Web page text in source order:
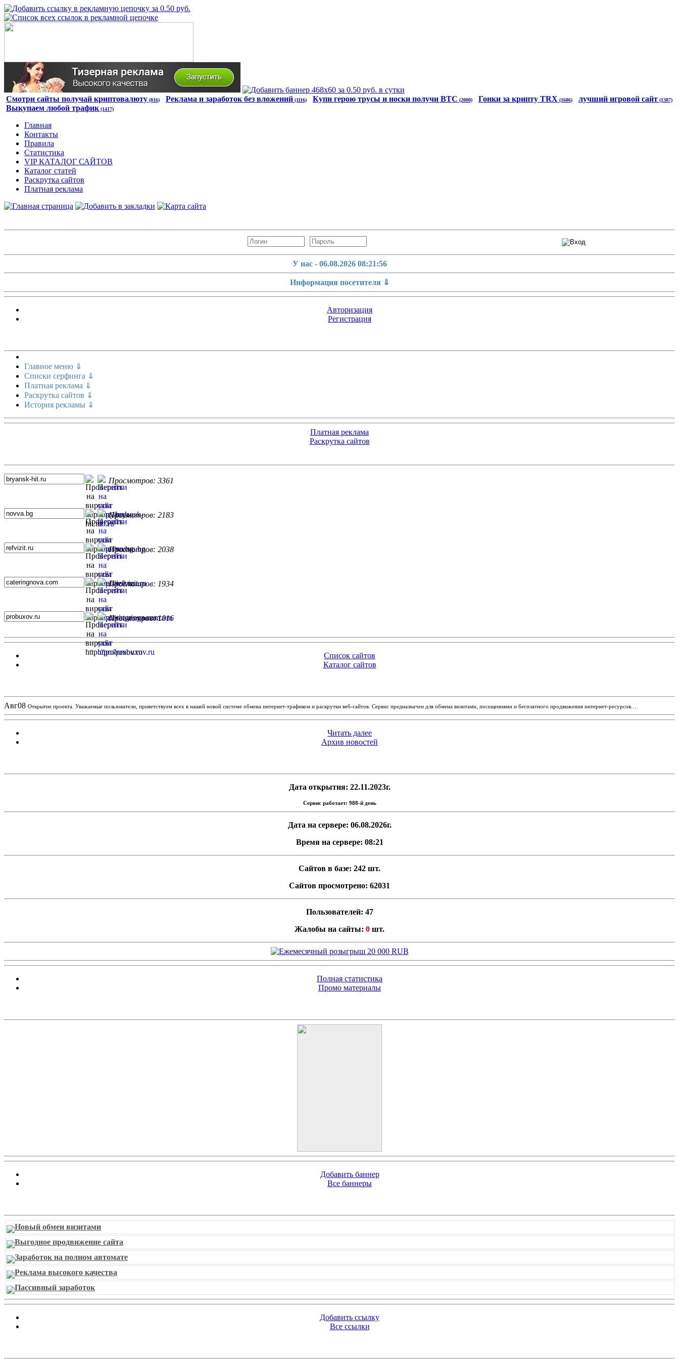
Смотри сайты получай криптовалюту (816) Реклама и заработок без вложений (1116) Купи герою трусы и носки получи BTC (2000) Гонки за крипту TRX (1686) лучший игровой сайт (1387)
Выкупаем любой трафик (1417)
Главная
Контакты
Правила
Статистика
VIP КАТАЛОГ САЙТОВ
Каталог статей
Раскрутка сайтов
Платная реклама
У нас - 06.08.2026 08:21:57
Информация посетителя ⇓
Авторизация
Регистрация
Главное меню ⇓
Списки серфинга ⇓
Платная реклама ⇓
Раскрутка сайтов ⇓
История рекламы ⇓
Платная реклама
Раскрутка сайтов
Просмотров: 3361
Просмотров: 2183
Просмотров: 2038
Просмотров: 1934
Просмотров: 1816
Список сайтов
Каталог сайтов
Авг08 Открытие проекта. Уважаемые пользователи, приветствуем всех в нашей новой системе обмена интернет-трафиком и раскрутки веб-сайтов. Сервис предназначен для обмена визитами, посещениями и бесплатного продвижения интернет-ресурсов.…
Читать далее
Архив новостей
Дата открытия: 22.11.2023г.
Сервис работает: 988-й день
Дата на сервере: 06.08.2026г.
Время на сервере: 08:21
Сайтов в базе: 242 шт.
Сайтов просмотрено: 62031
Пользователей: 47
Жалобы на сайты: 0 шт.
Полная статистика
Промо материалы
Добавить баннер
Все баннеры
Новый обмен визитами
Выгодное продвижение сайта
Заработок на полном автомате
Реклама высокого качества
Пассивный заработок
Добавить ссылку
Все ссылки